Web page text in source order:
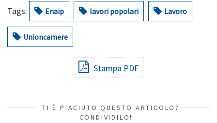
Tags: Enaip lavori popolari Lavoro
Unioncamere
Stampa PDF
TI È PIACIUTO QUESTO ARTICOLO?
CONDIVIDILO!